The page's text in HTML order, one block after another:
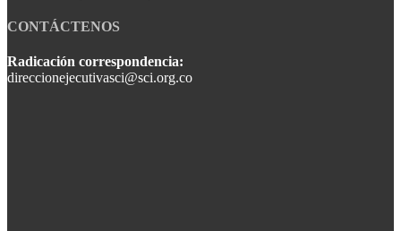
CONTÁCTENOS
Radicación correspondencia:
direccionejecutivasci@sci.org.co